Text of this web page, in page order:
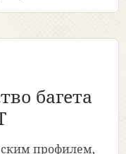
багета
профилем,